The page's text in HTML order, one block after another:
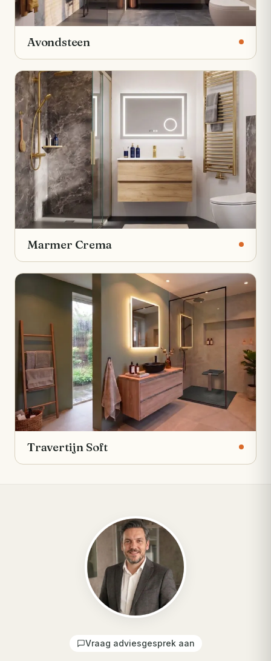
Avondsteen
Marmer Crema
Travertijn Soft
Vraag adviesgesprek aan